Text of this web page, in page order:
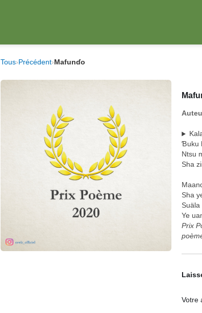
Tous›Précédent›Mafunɗo
Ɓuku
Ntsu
Sha
Sha
Suäla
Ye
Prix
Votre